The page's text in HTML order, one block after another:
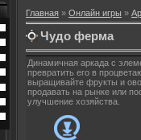
Главная » Онлайн игры »
Чудо ферма
Динамичная аркада с
превратить его в
выращивайте фрукты и
продавать на рынке или
улучшение хозяйства.